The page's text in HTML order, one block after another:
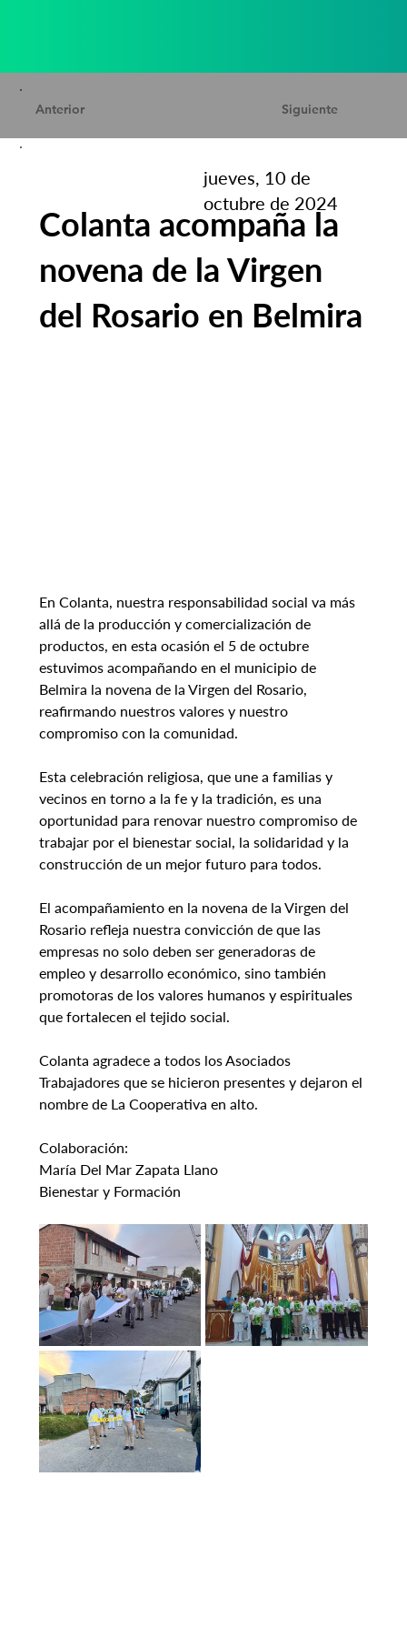
Siguiente
Anterior
jueves, 10 de
octubre de 2024
Colanta acompaña la
novena de la Virgen
del Rosario en Belmira
En Colanta, nuestra responsabilidad social va más
allá de la producción y comercialización de
productos, en esta ocasión el 5 de octubre
estuvimos acompañando en el municipio de
Belmira la novena de la Virgen del Rosario,
reafirmando nuestros valores y nuestro
compromiso con la comunidad.
Esta celebración religiosa, que une a familias y
vecinos en torno a la fe y la tradición, es una
oportunidad para renovar nuestro compromiso de
trabajar por el bienestar social, la solidaridad y la
construcción de un mejor futuro para todos.
El acompañamiento en la novena de la Virgen del
Rosario refleja nuestra convicción de que las
empresas no solo deben ser generadoras de
empleo y desarrollo económico, sino también
promotoras de los valores humanos y espirituales
que fortalecen el tejido social.
Colanta agradece a todos los Asociados
Trabajadores que se hicieron presentes y dejaron el
nombre de La Cooperativa en alto.
Colaboración:
María Del Mar Zapata Llano
Bienestar y Formación